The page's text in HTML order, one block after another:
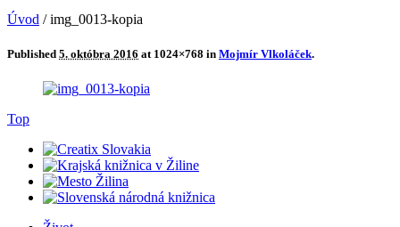
Úvod /img_0013-kopia
Published 5. októbra 2016 at 1024×768 in Mojmír Vlkoláček.
Top